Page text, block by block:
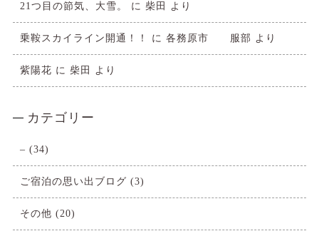
21つ目の節気、大雪。 に 柴田 より
乗鞍スカイライン開通！！ に 各務原市 服部 より
紫陽花 に 柴田 より
カテゴリー
– (34)
ご宿泊の思い出ブログ (3)
その他 (20)